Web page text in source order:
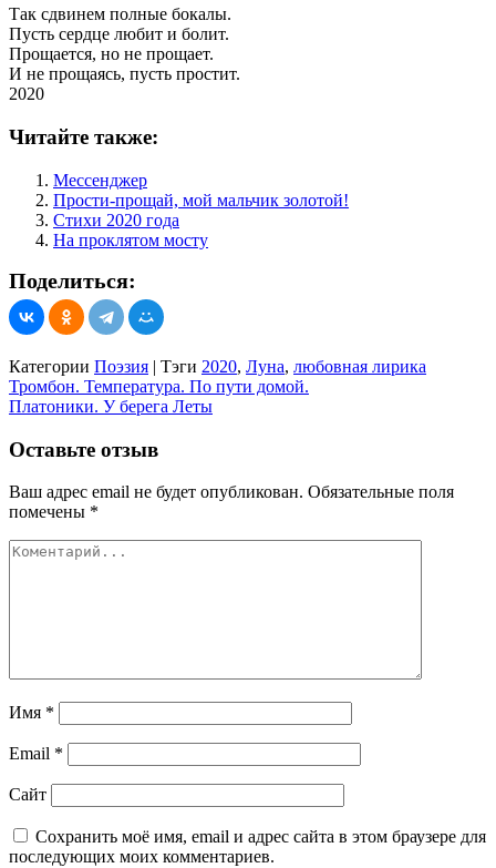
Так сдвинем полные бокалы.
Пусть сердце любит и болит.
Прощается, но не прощает.
И не прощаясь, пусть простит.
2020
Читайте также:
Мессенджер
Прости-прощай, мой мальчик золотой!
Стихи 2020 года
На проклятом мосту
Поделиться:
Категории Поэзия | Тэги 2020, Луна, любовная лирика
Навигация
по
записям
Тромбон. Температура. По пути домой.
Платоники. У берега Леты
Оставьте отзыв
Ваш адрес email не будет опубликован. Обязательные поля
помечены *
Имя *
Email *
Сайт
Сохранить моё имя, email и адрес сайта в этом браузере для
последующих моих комментариев.